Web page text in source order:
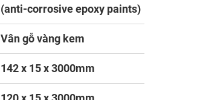
(anti-corrosive epoxy paints)
Vân gỗ vàng kem
142 x 15 x 3000mm